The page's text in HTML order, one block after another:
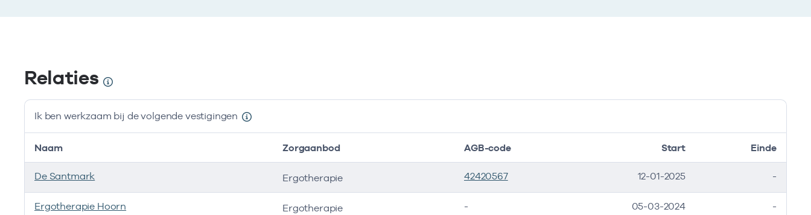
Relaties
Ik ben werkzaam bij de volgende vestigingen
Naam Zorgaanbod AGB-code Start Einde
De Santmark Ergotherapie 42420567 12-01-2025 -
Ergotherapie Hoorn Ergotherapie - 05-03-2024 -